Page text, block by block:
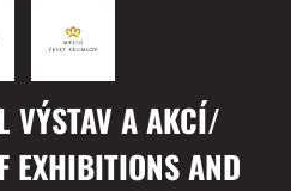
VÝSTAV A AKCÍ/
EXHIBITIONS AND